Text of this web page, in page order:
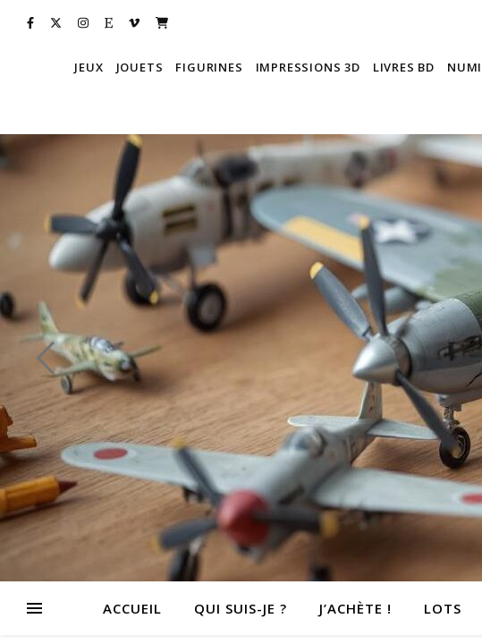
JEUX JOUETS FIGURINES IMPRESSIONS 3D LIVRES BD
ACCUEIL QUI SUIS-JE ? J’ACHÈTE ! LOTS